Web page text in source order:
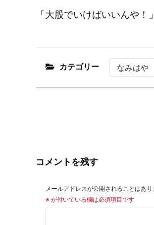
「大股でいけばいいんや
カテゴリー なみはや
コメントを残す
メールアドレスが公開されることはあり
※ が付いている欄は必須項目です